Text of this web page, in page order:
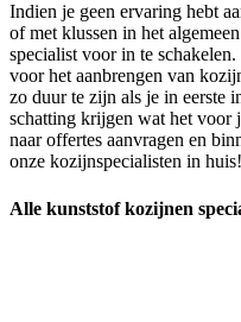
Indien je geen ervaring hebt
of met klussen in het
specialist voor in te
voor het aanbrengen van
zo duur te zijn als je in eerste
schatting krijgen wat het voor
naar offertes aanvragen en
onze kozijnspecialisten in huis!
Alle kunststof kozijnen